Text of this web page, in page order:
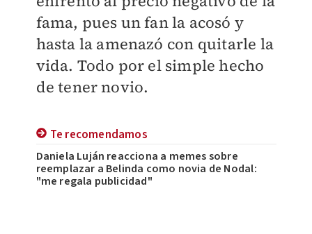
fama, pues un fan la acosó y
hasta la amenazó con quitarle la
vida. Todo por el simple hecho
de tener novio.
Te recomendamos
Daniela Luján reacciona a memes sobre
reemplazar a Belinda como novia de Nodal:
"me regala publicidad"